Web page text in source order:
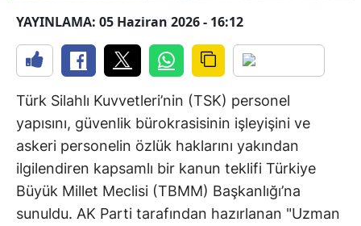
YAYINLAMA: 05 Haziran 2026 - 16:12
Türk Silahlı Kuvvetleri’nin (TSK) personel
yapısını, güvenlik bürokrasisinin işleyişini ve
askeri personelin özlük haklarını yakından
ilgilendiren kapsamlı bir kanun teklifi Türkiye
Büyük Millet Meclisi (TBMM) Başkanlığı’na
sunuldu. AK Parti tarafından hazırlanan "Uzman